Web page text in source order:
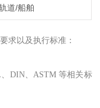
道/船舶
求以及执行标准：
DIN、ASTM 等相关标